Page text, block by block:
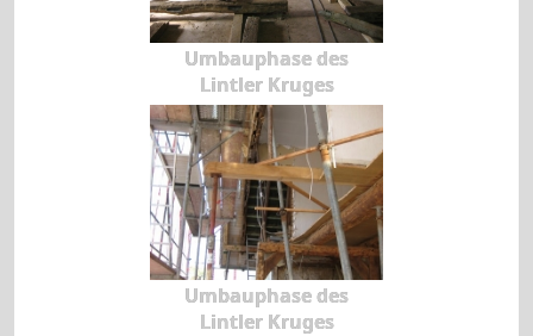
Umbauphase des
Lintler Kruges
Umbauphase des
Lintler Kruges